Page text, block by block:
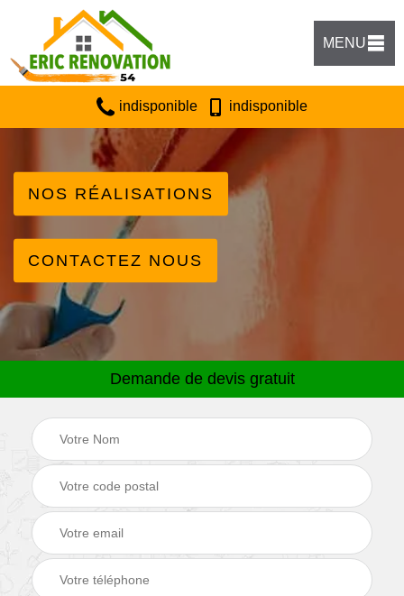
MENU
indisponible indisponible
NOS RÉALISATIONS
CONTACTEZ NOUS
Demande de devis gratuit